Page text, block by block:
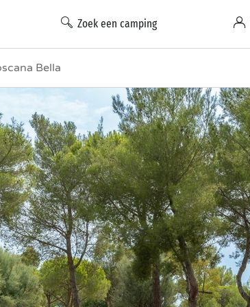
Zoek een camping
Bella